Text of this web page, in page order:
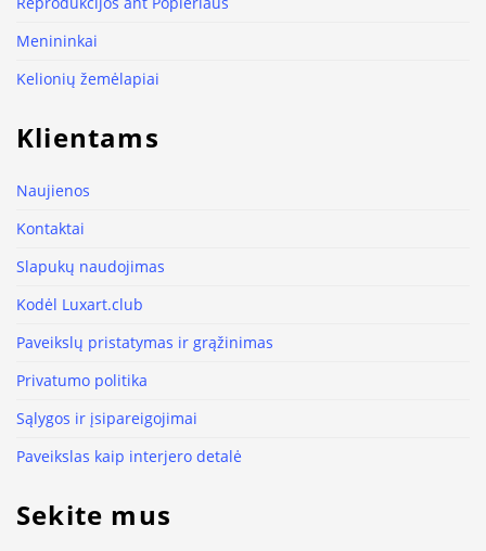
Menininkai
Kelionių žemėlapiai
Klientams
Naujienos
Kontaktai
Slapukų naudojimas
Kodėl Luxart.club
Paveikslų pristatymas ir grąžinimas
Privatumo politika
Sąlygos ir įsipareigojimai
Paveikslas kaip interjero detalė
Sekite mus